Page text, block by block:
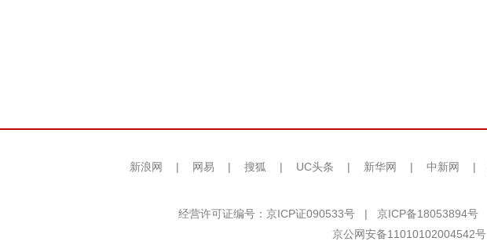
新浪网 | 网易 | 搜狐 | UC头条 | 新华网 | 中新网 |
经营许可证编号：京ICP证090533号 | 京ICP备18053894号
京公网安备11010102004542号